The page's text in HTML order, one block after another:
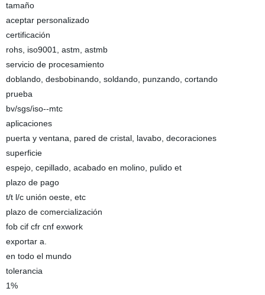
tamaño
aceptar personalizado
certificación
rohs, iso9001, astm, astmb
servicio de procesamiento
doblando, desbobinando, soldando, punzando, cortando
prueba
bv/sgs/iso--mtc
aplicaciones
puerta y ventana, pared de cristal, lavabo, decoraciones
superficie
espejo, cepillado, acabado en molino, pulido et
plazo de pago
t/t l/c unión oeste, etc
plazo de comercialización
fob cif cfr cnf exwork
exportar a.
en todo el mundo
tolerancia
1%